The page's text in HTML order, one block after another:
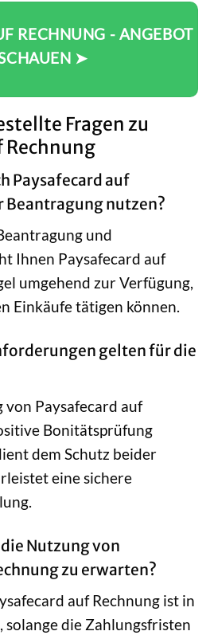
RECHNUNG - ANGEBOT
➤
Fragen zu
Rechnung
Paysafecard auf
Beantragung nutzen?
und
Ihnen Paysafecard auf
umgehend zur Verfügung,
Einkäufe tätigen können.
gelten für die
von Paysafecard auf
Bonitätsprüfung
dem Schutz beider
eine sichere
Nutzung von
zu erwarten?
auf Rechnung ist in
solange die Zahlungsfristen